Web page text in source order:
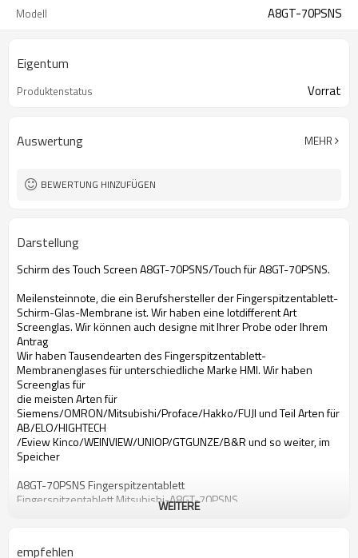
Modell A8GT-70PSNS
Eigentum
Produktenstatus Vorrat
Auswertung MEHR
BEWERTUNG HINZUFÜGEN
Darstellung
Schirm des Touch Screen A8GT-70PSNS/Touch für A8GT-70PSNS.
Meilensteinnote, die ein Berufshersteller der Fingerspitzentablett-
Schirm-Glas-Membrane ist. Wir haben eine lotdifferent Art
Screenglas. Wir können auch designe mit Ihrer Probe oder Ihrem
Antrag
Wir haben Tausendearten des Fingerspitzentablett-
Membranenglases für unterschiedliche Marke HMI. Wir haben
Screenglas für
die meisten Arten für
Siemens/OMRON/Mitsubishi/Proface/Hakko/FUJI und Teil Arten für
AB/ELO/HIGHTECH
/Eview Kinco/WEINVIEW/UNIOP/GTGUNZE/B&R und so weiter, im
Speicher
A8GT-70PSNS Fingerspitzentablett
Fingerspitzentablett Mitsubishi-A8GT-70PSNS
Fingerspitzentablett A8GT-70PSNS
WEITERE
empfehlen